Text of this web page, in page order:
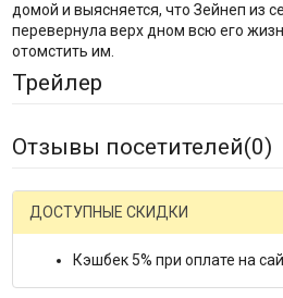
домой и выясняется, что Зейнеп из
перевернула верх дном всю его
отомстить им.
Трейлер
Отзывы посетителей(0)
ДОСТУПНЫЕ СКИДКИ
Кэшбек 5% при оплате на